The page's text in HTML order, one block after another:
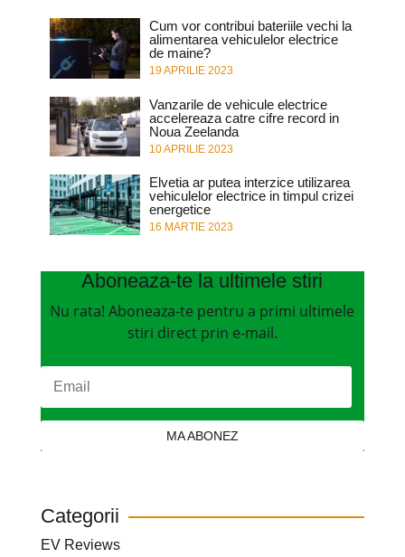
Cum vor contribui bateriile vechi la
alimentarea vehiculelor electrice
de maine?
19 APRILIE 2023
Vanzarile de vehicule electrice
accelereaza catre cifre record in
Noua Zeelanda
10 APRILIE 2023
Elvetia ar putea interzice utilizarea
vehiculelor electrice in timpul crizei
energetice
16 MARTIE 2023
Aboneaza-te la ultimele stiri
Nu rata! Aboneaza-te pentru a primi ultimele
stiri direct prin e-mail.
MA ABONEZ
Categorii
EV Reviews